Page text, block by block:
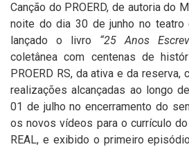
Canção do PROERD, de autoria do
noite do dia 30 de junho no
lançado o livro
“25 Anos
coletânea com centenas de
PROERD RS, da ativa e da
realizações alcançadas ao longo
01 de julho no encerramento do
os novos vídeos para o currículo
REAL, e exibido o primeiro